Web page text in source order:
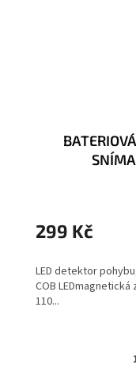
299 Kč
LED detektor
COB
110...